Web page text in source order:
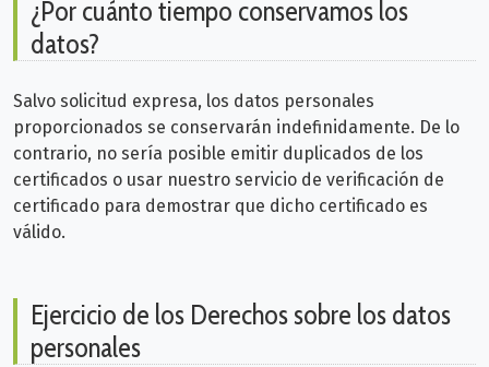
¿Por cuánto tiempo conservamos los
datos?
Salvo solicitud expresa, los datos personales
proporcionados se conservarán indefinidamente. De lo
contrario, no sería posible emitir duplicados de los
certificados o usar nuestro servicio de verificación de
certificado para demostrar que dicho certificado es
válido.
Ejercicio de los Derechos sobre los datos
personales